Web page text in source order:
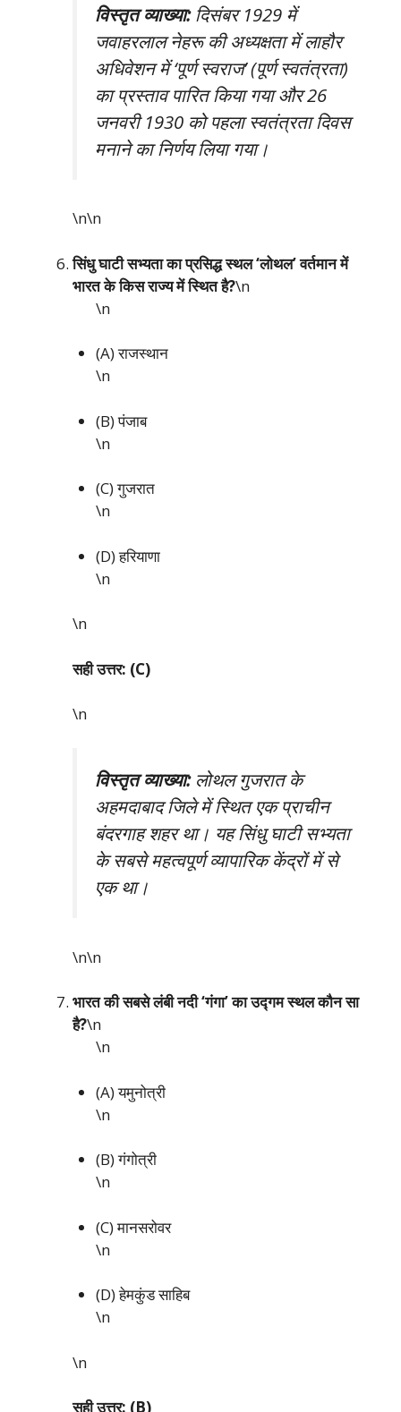
विस्तृत व्याख्या:दिसंबर 1929 में
जवाहरलाल नेहरू की अध्यक्षता में लाहौर
अधिवेशन में ‘पूर्ण स्वराज’ (पूर्ण स्वतंत्रता)
का प्रस्ताव पारित किया गया और 26
जनवरी 1930 को पहला स्वतंत्रता दिवस
मनाने का निर्णय लिया गया।
\n\n
सिंधु घाटी सभ्यता का प्रसिद्ध स्थल ‘लोथल’ वर्तमान में
भारत के किस राज्य में स्थित है?\n
\n
(A) राजस्थान
\n
(B) पंजाब
\n
(C) गुजरात
\n
(D) हरियाणा
\n
\n
सही उत्तर: (C)
\n
विस्तृत व्याख्या:लोथल गुजरात के
अहमदाबाद जिले में स्थित एक प्राचीन
बंदरगाह शहर था। यह सिंधु घाटी सभ्यता
के सबसे महत्वपूर्ण व्यापारिक केंद्रों में से
एक था।
\n\n
भारत की सबसे लंबी नदी ‘गंगा’ का उद्गम स्थल कौन सा
है?\n
\n
(A) यमुनोत्री
\n
(B) गंगोत्री
\n
(C) मानसरोवर
\n
(D) हेमकुंड साहिब
\n
\n
सही उत्तर: (B)